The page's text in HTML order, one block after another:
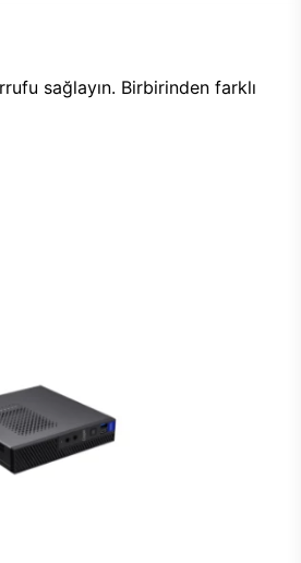
sağlayın. Birbirinden farklı